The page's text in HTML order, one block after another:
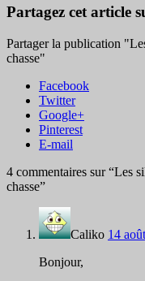
Partagez cet article
Partager la publication
chasse"
Facebook
Twitter
Google+
Pinterest
E-mail
4 commentaires sur “Les
chasse”
Caliko 14
Bonjour,